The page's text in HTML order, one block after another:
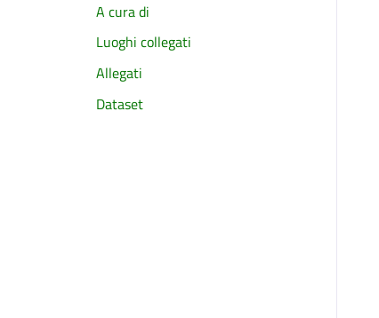
A cura di
Luoghi collegati
Allegati
Dataset